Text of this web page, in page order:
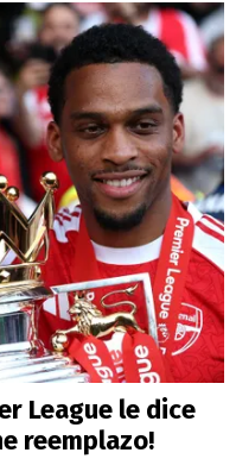
League le dice
reemplazo!